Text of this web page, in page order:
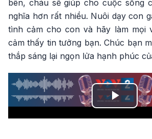
bên, cháu sẽ giúp cho cuộc sống
nghĩa hơn rất nhiều. Nuôi dạy con
tình cảm cho con và hãy làm mọi
cảm thấy tin tưởng bạn. Chúc bạn
thắp sáng lại ngọn lửa hạnh phúc
Play